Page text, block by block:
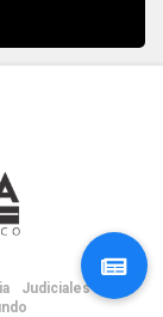
Judiciales